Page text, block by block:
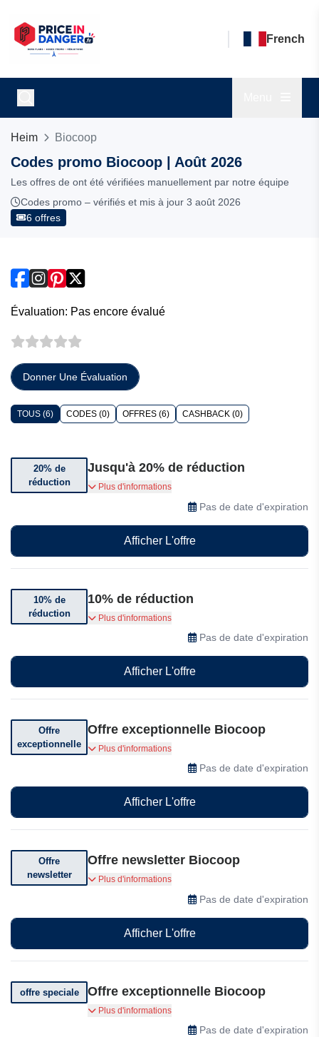
French
Heim Biocoop
Codes promo Biocoop | Août 2026
Les offres de ont été vérifiées manuellement par notre équipe
Codes promo – vérifiés et mis à jour 3 août 2026
6 offres
Évaluation: Pas encore évalué
Donner Une Évaluation
TOUS (6) CODES (0) OFFRES (6) CASHBACK (0)
20% de
réduction
Jusqu'à 20% de réduction
Jusqu'à 20% de réduction sur une sélection
Plus d'informations
Pas de date d'expiration
Afficher L'offre
10% de
réduction
10% de réduction
Jusqu'à 10% de réduction sur une sélection
Plus d'informations
Pas de date d'expiration
Afficher L'offre
Offre
exceptionnelle
Offre exceptionnelle Biocoop
Profitez d'offres exceptionnelles chez Biocoop
Plus d'informations
Pas de date d'expiration
Afficher L'offre
Offre
newsletter
Offre newsletter Biocoop
Abonnez-vous pour bénéficier de réductions
Plus d'informations
Pas de date d'expiration
Afficher L'offre
offre speciale Offre exceptionnelle Biocoop
Bénéficiez d'une réduction exceptionnelle sur
votre première commande
Plus d'informations
Pas de date d'expiration